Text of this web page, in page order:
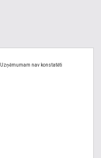
Uzņēmumam nav konstatēti